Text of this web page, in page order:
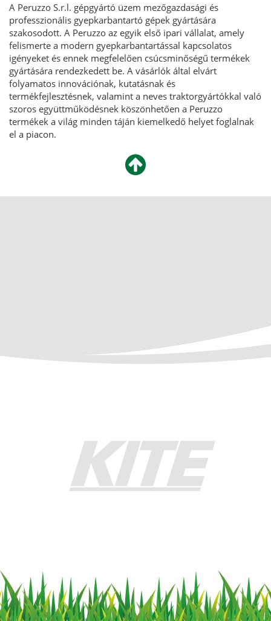
A Peruzzo S.r.l. gépgyártó üzem mezőgazdasági és
professzionális gyepkarbantartó gépek gyártására
szakosodott. A Peruzzo az egyik első ipari vállalat, amely
felismerte a modern gyepkarbantartással kapcsolatos
igényeket és ennek megfelelően csúcsminőségű termékek
gyártására rendezkedett be. A vásárlók által elvárt
folyamatos innovációnak, kutatásnak és
termékfejlesztésnek, valamint a neves traktorgyártókkal való
szoros együttműködésnek köszönhetően a Peruzzo
termékek a világ minden táján kiemelkedő helyet foglalnak
el a piacon.